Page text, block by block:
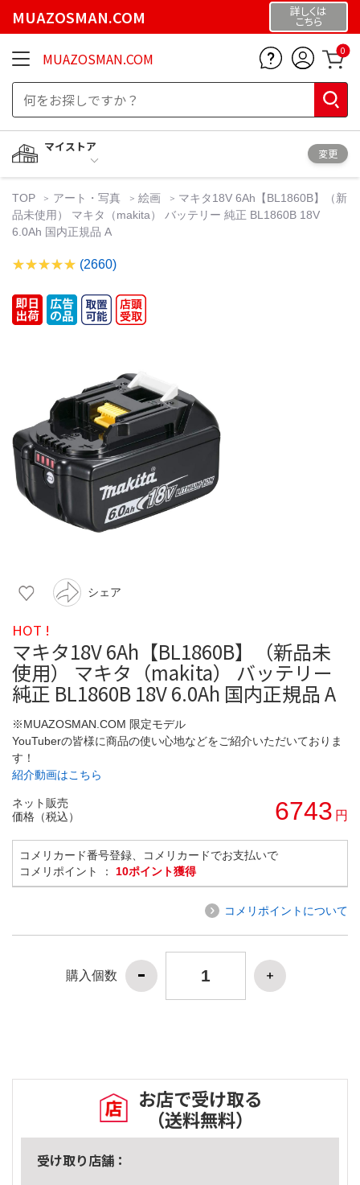
MUAZOSMAN.COM 詳しくは
こちら
MUAZOSMAN.COM 0
マイストア
変更
TOP アート・写真 絵画
マキタ18V 6Ah【BL1860B】（新
品未使用） マキタ（makita） バッテリー 純正 BL1860B 18V
6.0Ah 国内正規品 A
(2660)
シェア
HOT !
マキタ18V 6Ah【BL1860B】（新品未
使用） マキタ（makita） バッテリー
純正 BL1860B 18V 6.0Ah 国内正規品 A
※MUAZOSMAN.COM 限定モデル
YouTuberの皆様に商品の使い心地などをご紹介いただいておりま
す！
紹介動画はこちら
ネット販売
価格（税込）
6743 円
コメリカード番号登録、コメリカードでお支払いで
コメリポイント ： 10ポイント獲得
コメリポイントについて
購入個数
お店で受け取る
（送料無料）
受け取り店舗：